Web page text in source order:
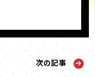
次の記事